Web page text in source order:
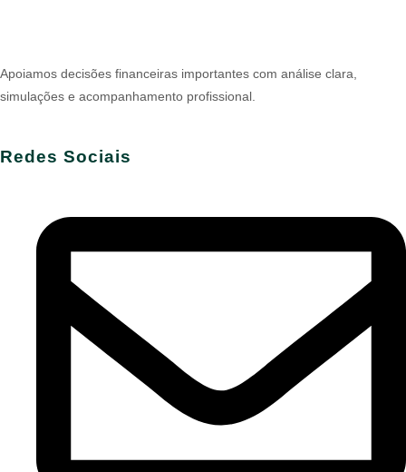
Apoiamos decisões financeiras importantes com análise clara,
simulações e acompanhamento profissional.
Redes Sociais